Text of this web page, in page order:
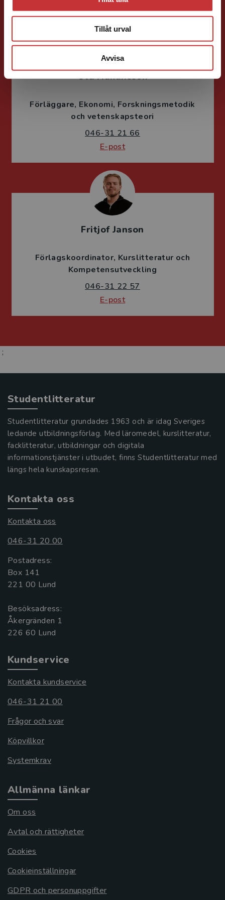
Tillåt urval
Avvisa
Ola Håkansson
Förläggare Ekonomi Forskningsmetodik
och vetenskapsteori
046-31 21 66
E-post
Fritjof Janson
Förlagskoordinator Kurslitteratur och
Kompetensutveckling
046-31 22 57
E-post
;
Studentlitteratur
Studentlitteratur grundades 1963 och är idag Sveriges
ledande utbildningsförlag. Med läromedel, kurslitteratur,
facklitteratur, utbildningar och digitala
informationstjänster i utbudet, finns Studentlitteratur med
längs hela kunskapsresan.
Kontakta oss
Kontakta oss
046-31 20 00
Postadress:
Box 141
221 00 Lund
Besöksadress:
Åkergränden 1
Kundservice
Kontakta kundservice
046-31 21 00
Frågor och svar
Köpvillkor
Systemkrav
Allmänna länkar
Om oss
Avtal och rättigheter
Cookies
Cookieinställningar
GDPR och personuppgifter